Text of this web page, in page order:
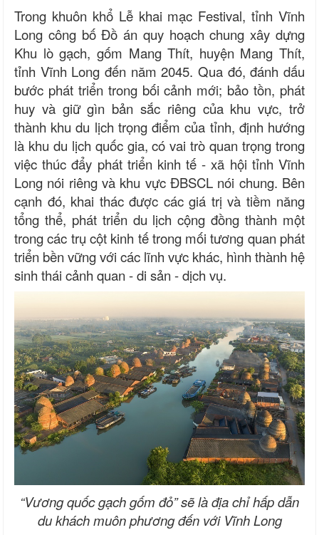
Trong khuôn khổ Lễ khai mạc Festival, tỉnh Vĩnh
Long công bố Đồ án quy hoạch chung xây dựng
Khu lò gạch, gốm Mang Thít, huyện Mang Thít,
tỉnh Vĩnh Long đến năm 2045. Qua đó, đánh dấu
bước phát triển trong bối cảnh mới; bảo tồn, phát
huy và giữ gìn bản sắc riêng của khu vực, trở
thành khu du lịch trọng điểm của tỉnh, định hướng
là khu du lịch quốc gia, có vai trò quan trọng trong
việc thúc đẩy phát triển kinh tế - xã hội tỉnh Vĩnh
Long nói riêng và khu vực ĐBSCL nói chung. Bên
cạnh đó, khai thác được các giá trị và tiềm năng
tổng thể, phát triển du lịch cộng đồng thành một
trong các trụ cột kinh tế trong mối tương quan phát
triển bền vững với các lĩnh vực khác, hình thành hệ
sinh thái cảnh quan - di sản - dịch vụ.
“Vương quốc gạch gốm đỏ” sẽ là địa chỉ hấp dẫn
du khách muôn phương đến với Vĩnh Long